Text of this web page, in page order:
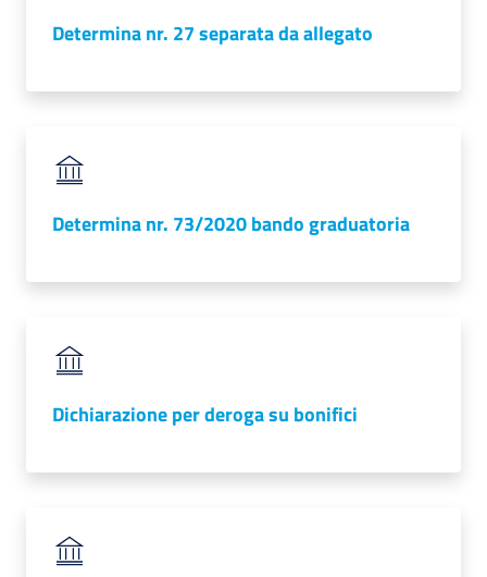
Determina nr. 27 separata da allegato
Determina nr. 73/2020 bando graduatoria
Dichiarazione per deroga su bonifici